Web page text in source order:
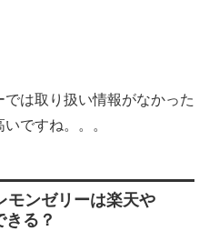
は取り扱い情報がなかった
ですね。。。
ンゼリーは楽天や
る？